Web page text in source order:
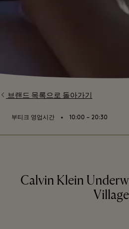
브랜드 목록으로 돌아가기
부티크 영업시간 ⬩ 10:00 – 20:30
Calvin Klein
Village